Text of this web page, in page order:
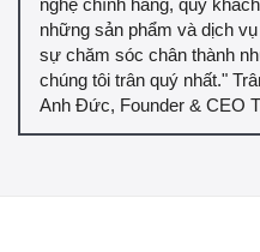
nghệ chính hãng, quý
những sản phẩm và dịch
sự chăm sóc chân thành
chúng tôi trân quý nhất."
Anh Đức, Founder & CEO